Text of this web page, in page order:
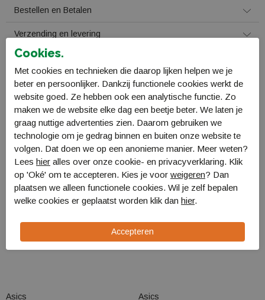
Bestellen en Betalen
Verzending en levering
Retourneren
Gerelateerde producten
Asics
Asics
Cookies.
Met cookies en technieken die daarop lijken helpen we je
beter en persoonlijker. Dankzij functionele cookies werkt de
website goed. Ze hebben ook een analytische functie. Zo
maken we de website elke dag een beetje beter. We laten je
graag nuttige advertenties zien. Daarom gebruiken we
technologie om je gedrag binnen en buiten onze website te
volgen. Dat doen we op een anonieme manier. Meer weten?
Lees hier alles over onze cookie- en privacyverklaring. Klik
op 'Oké' om te accepteren. Kies je voor weigeren? Dan
plaatsen we alleen functionele cookies. Wil je zelf bepalen
welke cookies er geplaatst worden klik dan hier.